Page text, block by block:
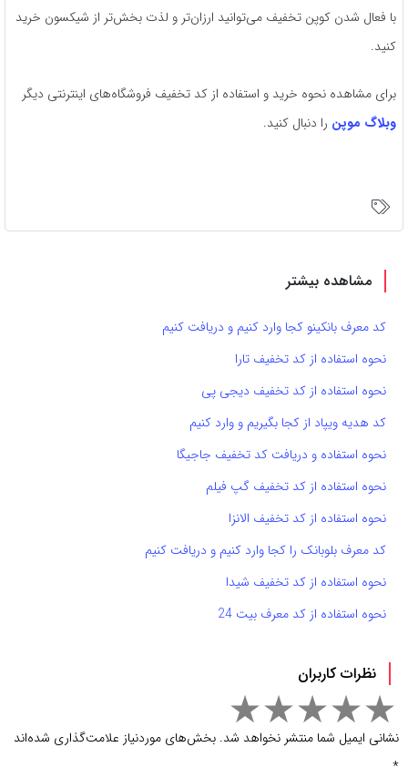
با فعال شدن کوپن تخفیف می‌توانید ارزان‌تر و لذت بخش‌تر از شیکسون خرید
کنید.
برای مشاهده نحوه خرید و استفاده از کد تخفیف فروشگاه‌های اینترنتی دیگر
وبلاگ موپن را دنبال کنید.
مشاهده بیشتر
کد معرف بانکینو کجا وارد کنیم و دریافت کنیم
نحوه استفاده از کد تخفیف تارا
نحوه استفاده از کد تخفیف دیجی پی
کد هدیه ویپاد از کجا بگیریم و وارد کنیم
نحوه استفاده و دریافت کد تخفیف جاجیگا
نحوه استفاده از کد تخفیف گپ فیلم
نحوه استفاده از کد تخفیف الانزا
کد معرف بلوبانک را کجا وارد کنیم و دریافت کنیم
نحوه استفاده از کد تخفیف شیدا
نحوه استفاده از کد معرف بیت 24
نظرات کاربران
نشانی ایمیل شما منتشر نخواهد شد. بخش‌های موردنیاز علامت‌گذاری شده‌اند
*